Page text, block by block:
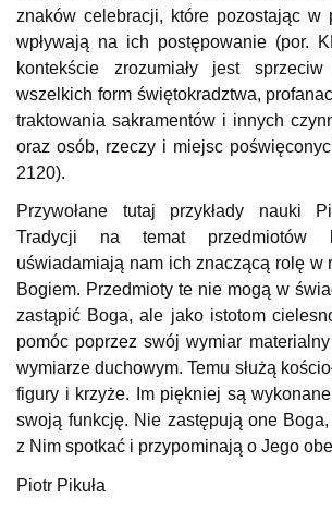
znaków celebracji, które pozostając w
wpływają na ich postępowanie (por.
kontekście zrozumiały jest
wszelkich form świętokradztwa,
traktowania sakramentów i innych
oraz osób, rzeczy i miejsc
2120).
Przywołane tutaj przykłady nauki
Tradycji na temat przedmiotów
uświadamiają nam ich znaczącą rolę w
Bogiem. Przedmioty te nie mogą w
zastąpić Boga, ale jako istotom
pomóc poprzez swój wymiar
wymiarze duchowym. Temu służą
figury i krzyże. Im piękniej są
swoją funkcję. Nie zastępują one
z Nim spotkać i przypominają o Jego
Piotr Pikuła